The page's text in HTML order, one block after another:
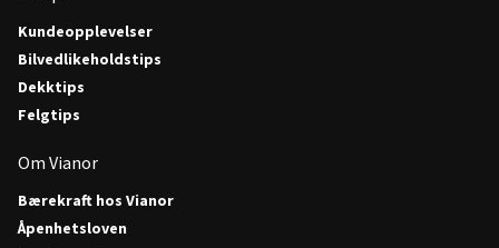
Kundeopplevelser
Bilvedlikeholdstips
Dekktips
Felgtips
Om Vianor
Bærekraft hos Vianor
Åpenhetsloven